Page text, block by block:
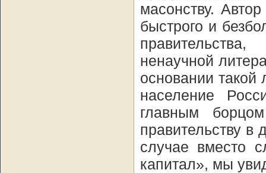
масонству.
быстрого и
ненаучной
основании такой
население
главным
правительству
случае вместо
капитал», мы